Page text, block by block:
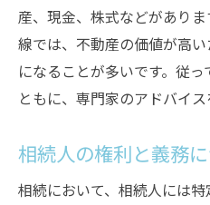
税理士に相談する
弁護士のサポート
公認会計士の役割
専門家を選ぶ際の
相続放棄を考える際の
産、現金、株式などがあり
線では、不動産の価値が高
になることが多いです。従
ともに、専門家のアドバイス
相続人の権利と義務
相続において、相続人には